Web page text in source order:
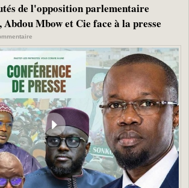
de l'opposition parlementaire
Mbow et Cie face à la presse